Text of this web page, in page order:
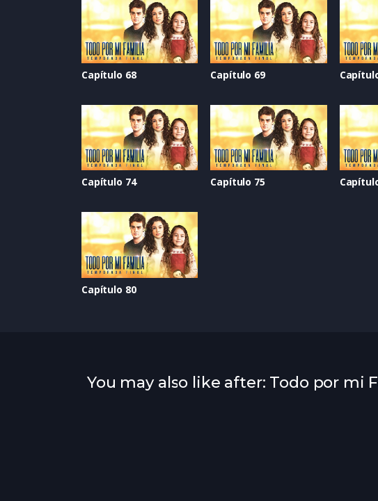
Capítulo 68 Capítulo 69
Capítulo 74 Capítulo 75
Capítulo 80
You may also like after: Todo por mi